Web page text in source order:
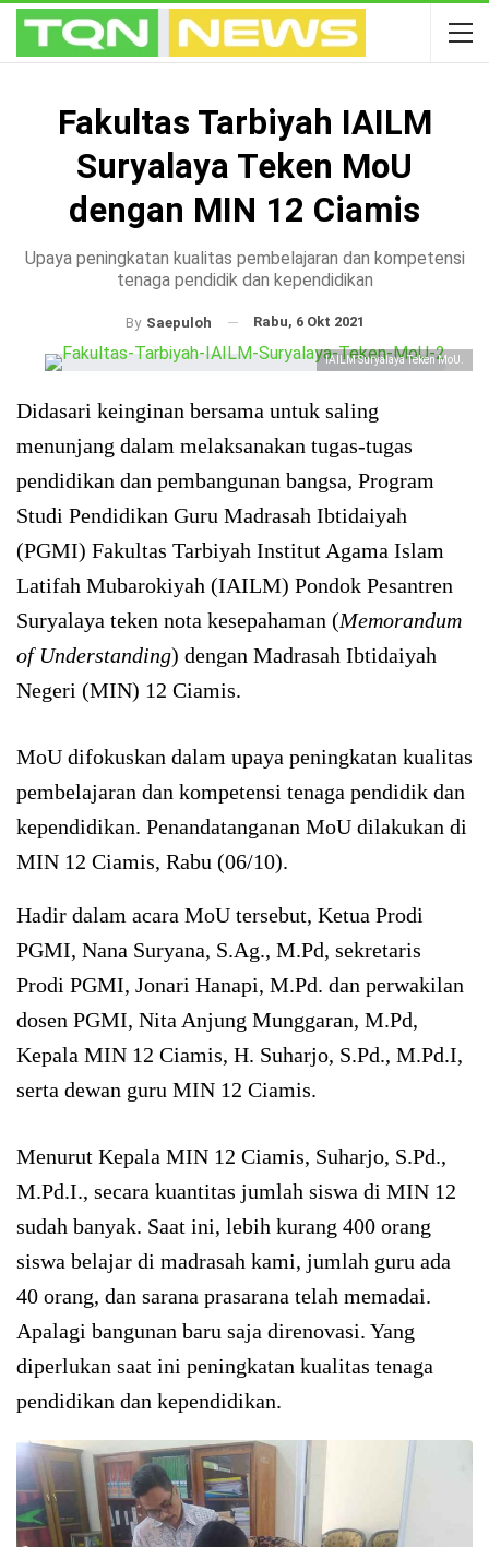
Fakultas Tarbiyah IAILM
Suryalaya Teken MoU
dengan MIN 12 Ciamis
Upaya peningkatan kualitas pembelajaran dan kompetensi
tenaga pendidik dan kependidikan
By Saepuloh Rabu, 6 Okt 2021
IAILM Suryalaya Teken MoU.
Didasari keinginan bersama untuk saling
menunjang dalam melaksanakan tugas-tugas
pendidikan dan pembangunan bangsa, Program
Studi Pendidikan Guru Madrasah Ibtidaiyah
(PGMI) Fakultas Tarbiyah Institut Agama Islam
Latifah Mubarokiyah (IAILM) Pondok Pesantren
Suryalaya teken nota kesepahaman (Memorandum
of Understanding) dengan Madrasah Ibtidaiyah
Negeri (MIN) 12 Ciamis.
MoU difokuskan dalam upaya peningkatan kualitas
pembelajaran dan kompetensi tenaga pendidik dan
kependidikan. Penandatanganan MoU dilakukan di
MIN 12 Ciamis, Rabu (06/10).
Hadir dalam acara MoU tersebut, Ketua Prodi
PGMI, Nana Suryana, S.Ag., M.Pd, sekretaris
Prodi PGMI, Jonari Hanapi, M.Pd. dan perwakilan
dosen PGMI, Nita Anjung Munggaran, M.Pd,
Kepala MIN 12 Ciamis, H. Suharjo, S.Pd., M.Pd.I,
serta dewan guru MIN 12 Ciamis.
Menurut Kepala MIN 12 Ciamis, Suharjo, S.Pd.,
M.Pd.I., secara kuantitas jumlah siswa di MIN 12
sudah banyak. Saat ini, lebih kurang 400 orang
siswa belajar di madrasah kami, jumlah guru ada
40 orang, dan sarana prasarana telah memadai.
Apalagi bangunan baru saja direnovasi. Yang
diperlukan saat ini peningkatan kualitas tenaga
pendidikan dan kependidikan.